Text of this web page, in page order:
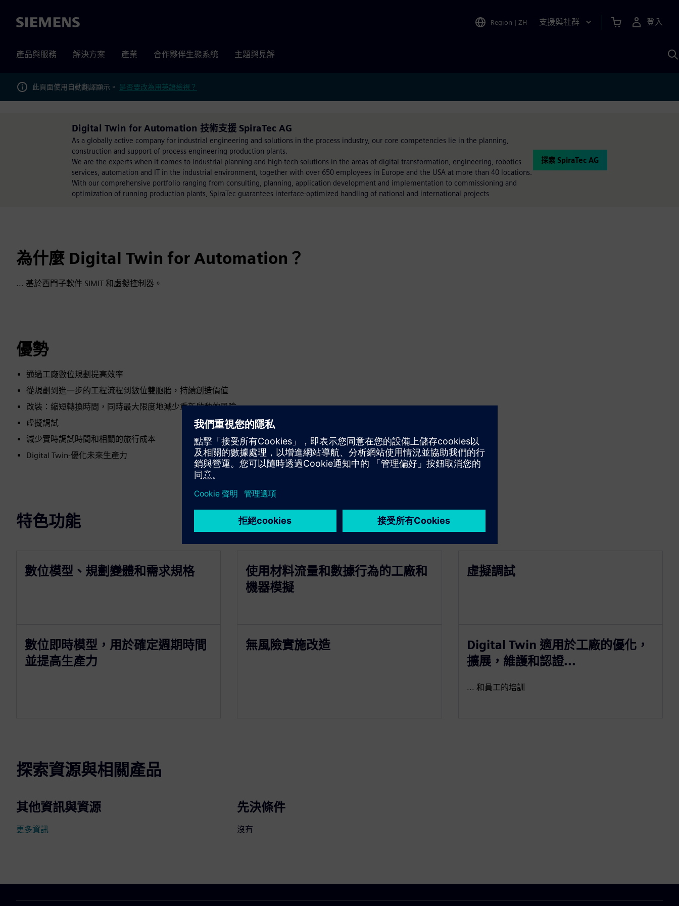
Siemens Region | ZH 支援與社群 登入
產品與服務 解決方案 產業 合作夥伴生態系統 主題與見解
此頁面使用自動翻譯顯示。 是否要改為用英語檢視？
Digital Twin for Automation 技術支援 SpiraTec AG
As a globally active company for industrial engineering and solutions in the process industry, our core competencies lie in the planning,
construction and support of process engineering production plants.
We are the experts when it comes to industrial planning and high-tech solutions in the areas of digital transformation, engineering, robotics
services, automation and IT in the industrial environment, together with over 650 employees in Europe and the USA at more than 40 locations.
With our comprehensive portfolio ranging from consulting, planning, application development and implementation to commissioning and
optimization of running production plants, SpiraTec guarantees interface-optimized handling of national and international projects
探索 SpiraTec AG
為什麼 Digital Twin for Automation？
... 基於西門子軟件 SIMIT 和虛擬控制器。
優勢
通過工廠數位規劃提高效率
從規劃到進一步的工程流程到數位雙胞胎，持續創造價值
改裝：縮短轉換時間，同時最大限度地減少重新啟動的風險
虛擬調試
減少實時調試時間和相關的旅行成本
Digital Twin-優化未來生產力
特色功能
數位模型、規劃變體和需求規格
使用材料流量和數據行為的工廠和
機器模擬
虛擬調試
數位即時模型，用於確定週期時間
並提高生產力
無風險實施改造
Digital Twin 適用於工廠的優化，
擴展，維護和認證...
... 和員工的培訓
探索資源與相關產品
其他資訊與資源
更多資訊
先決條件
沒有